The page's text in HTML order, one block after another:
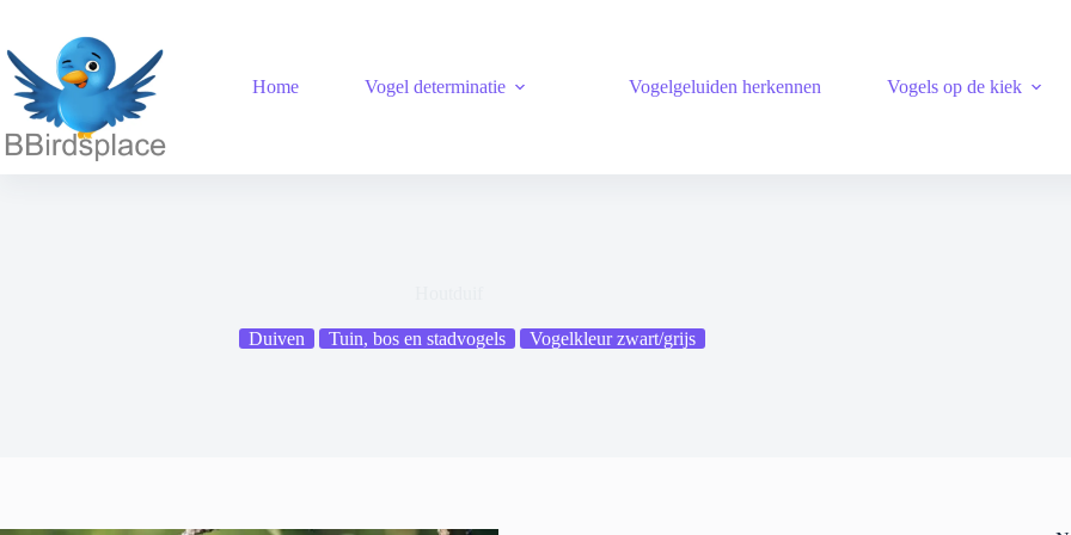
de
inhoud
Home Vogel determinatie Vogelgeluiden herkennen Vogels op de kiek
Duiven Tuin, bos en stadvogels Vogelkleur zwart/grijs